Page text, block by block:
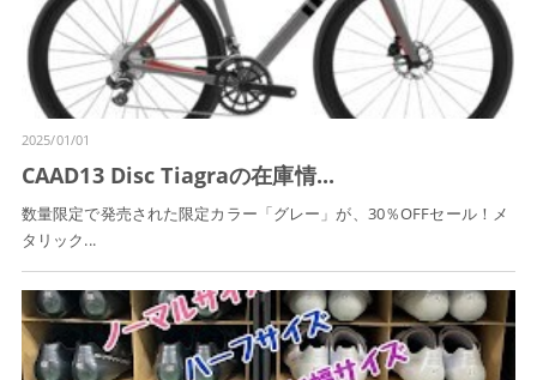
2025/01/01
CAAD13 Disc Tiagraの在庫情...
数量限定で発売された限定カラー「グレー」が、30％OFFセール！メ
タリック...